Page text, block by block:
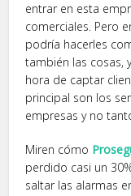
entrar en esta
comerciales. Pero
podría hacerles
también las cosas,
hora de captar
principal son los
empresas y no
Miren cómo
perdido casi un
saltar las alarmas